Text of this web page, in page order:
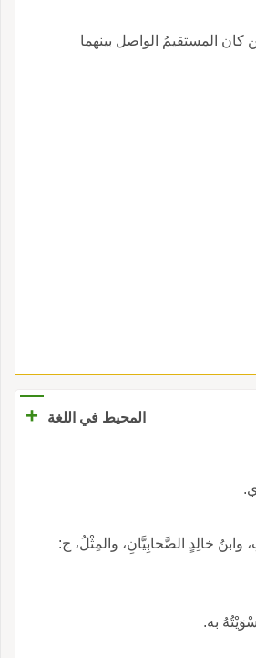
كان المستقيمُ الواصل بينهما
المحيط في اللغة
+
وابنُ خالِدٍ الصَّحابِيَّانِ، والمِثْلُ، ج:
به.